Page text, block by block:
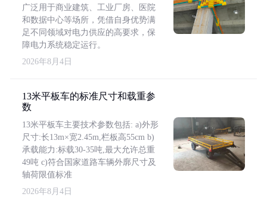
广泛用于商业建筑、工业厂房、医院
和数据中心等场所，凭借自身优势满
足不同领域对电力供应的高要求，保
障电力系统稳定运行。
2026年8月4日
13米平板车的标准尺寸和载重参
数
13米平板车主要技术参数包括: a)外形
尺寸:长13m×宽2.45m,栏板高55cm b)
承载能力:标载30-35吨,最大允许总重
49吨 c)符合国家道路车辆外廓尺寸及
轴荷限值标准
2026年8月4日